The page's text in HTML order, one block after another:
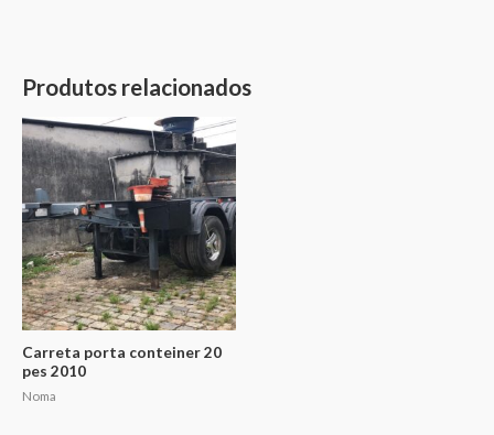
Produtos relacionados
Carreta porta conteiner 20
pes 2010
Noma